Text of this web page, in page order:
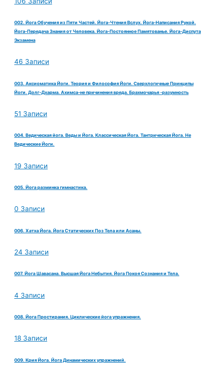
002. Йога Обучения из Пяти Частей. Йога-Чтения Вслух. Йога-Написания Рукой.
Йога-Передача Знания от Человека. Йога-Постоянное Памятованье. Йога-Диспута
Экзамена
46 Записи
003. Аксиоматика Йоги. Теория и Философия Йоги. Сверхлогичные Принципы
Йоги. Долг-Дхарма. Ахимса-не причинения вреда. Брахмочарья -разумность
51 Записи
004. Ведическая йога. Веды и Йога. Классическая Йога. Тантрическая Йога. Не
Ведические Йоги.
19 Записи
005. Йога разминка гимнастика.
0 Записи
006. Хатха Йога. Йога Статических Поз Тела или Асаны.
24 Записи
007. Йога Шавасана. Высшая Йога Небытия. Йога Покоя Сознания и Тела.
4 Записи
008. Йога Простирания. Циклические йога упражнения.
18 Записи
009. Крия Йога. Йога Динамических упражнений.